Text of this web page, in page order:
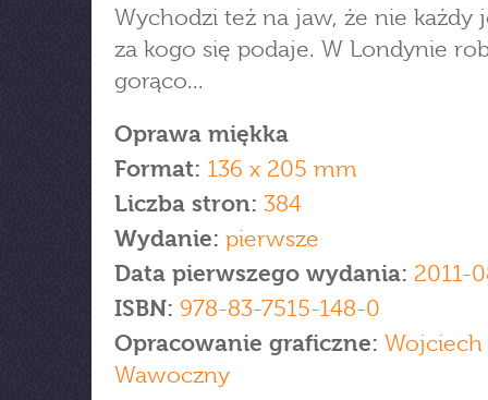
Wychodzi też na jaw, że nie każdy
za kogo się podaje. W Londynie
gorąco...
Oprawa miękka
Format: 136 x 205 mm
Liczba stron: 384
Wydanie: pierwsze
Data pierwszego wydania: 2011-
ISBN: 978-83-7515-148-0
Opracowanie graficzne: Wojciech
Wawoczny